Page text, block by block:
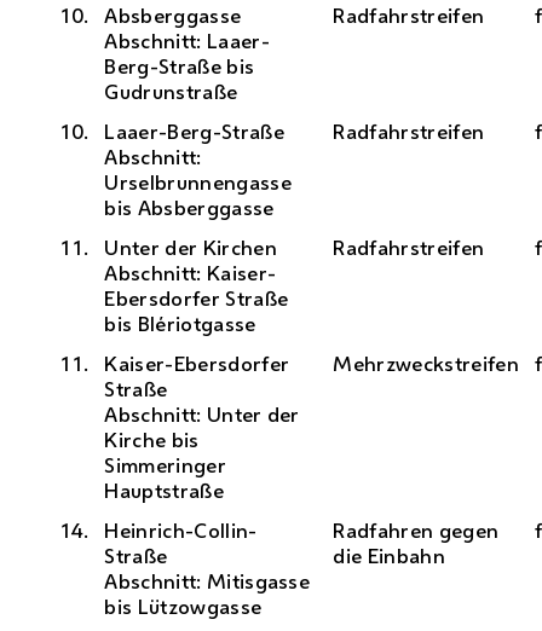
10.
Absberggasse
Abschnitt: Laaer-
Berg-Straße bis
Gudrunstraße
Radfahrstreifen
10.
Laaer-Berg-Straße
Abschnitt:
Urselbrunnengasse
bis Absberggasse
Radfahrstreifen
11.
Unter der Kirchen
Abschnitt: Kaiser-
Ebersdorfer Straße
bis Blériotgasse
Radfahrstreifen
11.
Kaiser-Ebersdorfer
Straße
Abschnitt: Unter der
Kirche bis
Simmeringer
Hauptstraße
Mehrzweckstreifen
14.
Heinrich-Collin-
Straße
Abschnitt: Mitisgasse
bis Lützowgasse
Radfahren gegen
die Einbahn